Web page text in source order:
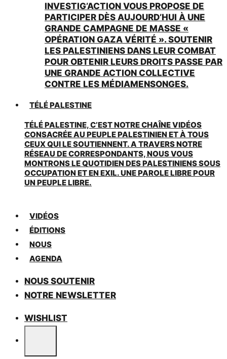
INVESTIG’ACTION VOUS PROPOSE DE
PARTICIPER DÈS AUJOURD’HUI À UNE
GRANDE CAMPAGNE DE MASSE «
OPÉRATION GAZA VÉRITÉ ». SOUTENIR
LES PALESTINIENS DANS LEUR COMBAT
POUR OBTENIR LEURS DROITS PASSE PAR
UNE GRANDE ACTION COLLECTIVE
CONTRE LES MÉDIAMENSONGES.
TÉLÉ PALESTINE
TÉLÉ PALESTINE, C’EST NOTRE CHAÎNE VIDÉOS
CONSACRÉE AU PEUPLE PALESTINIEN ET À TOUS
CEUX QUI LE SOUTIENNENT. A TRAVERS NOTRE
RÉSEAU DE CORRESPONDANTS, NOUS VOUS
MONTRONS LE QUOTIDIEN DES PALESTINIENS SOUS
OCCUPATION ET EN EXIL. UNE PAROLE LIBRE POUR
UN PEUPLE LIBRE.
VIDÉOS
ÉDITIONS
NOUS
AGENDA
NOUS SOUTENIR
NOTRE NEWSLETTER
WISHLIST